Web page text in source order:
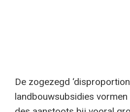
De zogezegd
landbouwsubsidies vormen